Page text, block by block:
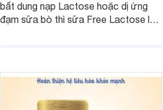
bất dung nạp Lactose hoặc dị ứng
đạm sữa bò thì sữa Free Lactose là
người lớn, giúp giải quyết tình trạng rối
loạn tiêu hóa, hấp thu dễ dàng hơn.